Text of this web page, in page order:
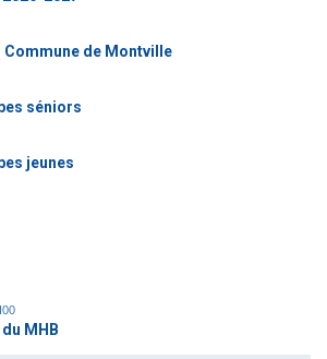
Commune de Montville
séniors
jeunes
MHB